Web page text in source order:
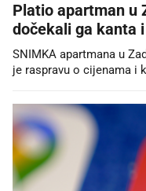
Platio apartman u
dočekali ga kanta
SNIMKA apartmana u
je raspravu o cijenama i